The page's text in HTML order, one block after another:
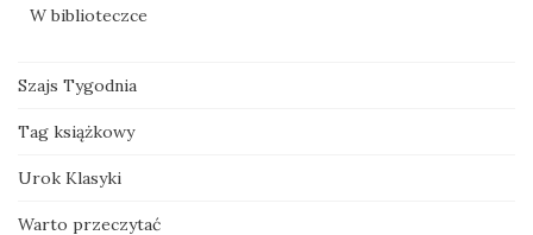
W biblioteczce
Szajs Tygodnia
Tag książkowy
Urok Klasyki
Warto przeczytać